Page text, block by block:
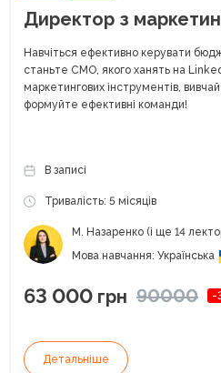
Директор з
Навчіться ефективно керувати
станьте CMO, якого ханять на
маркетингових інструментів,
формуйте ефективні команди!
В записі
Тривалість: 5 місяців
М. Назаренко (і ще 14
Мова навчання: Українська
63 000 грн 90000 -
Детальніше